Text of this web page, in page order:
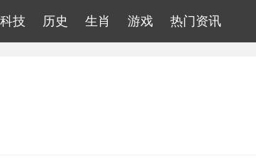
科技 历史 生肖 游戏 热门资讯